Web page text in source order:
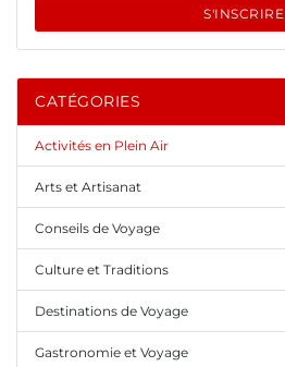
S'INSCRIRE
CATÉGORIES
Activités en Plein Air
Arts et Artisanat
Conseils de Voyage
Culture et Traditions
Destinations de Voyage
Gastronomie et Voyage